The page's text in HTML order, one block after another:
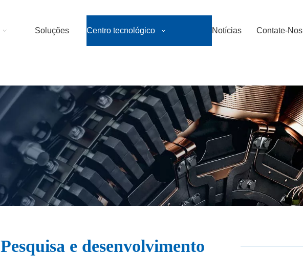
Soluções Centro tecnológico Notícias Contate-Nos
Pesquisa e desenvolvimento